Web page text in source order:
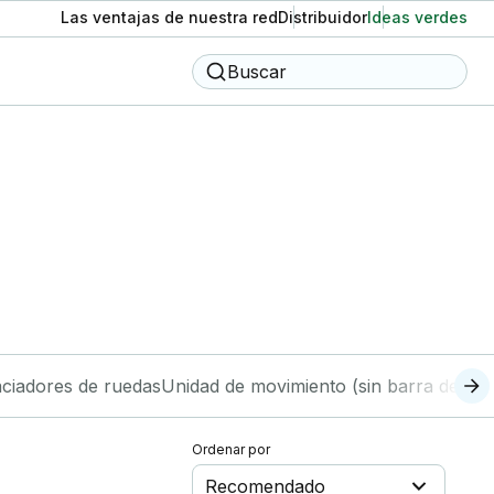
Las ventajas de nuestra redDistribuidorIdeas verdes
Buscar
de ruedasUnidad de movimiento (sin barra de
Ordenar por
Recomendado